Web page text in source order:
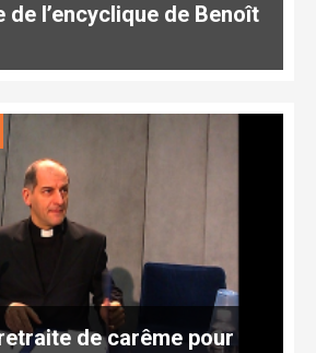
de l’encyclique de Benoît
de carême pour